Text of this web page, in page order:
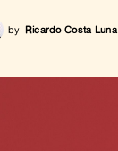
by Ricardo Costa Luna